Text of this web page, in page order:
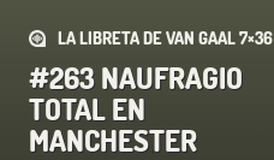
LA LIBRETA DE VAN GAAL 7×36
#263 NAUFRAGIO
TOTAL EN
MANCHESTER